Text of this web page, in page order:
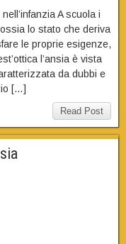
A scuola i
lo stato che deriva
le proprie esigenze,
l’ansia è vista
da dubbi e
[…]
Read Post